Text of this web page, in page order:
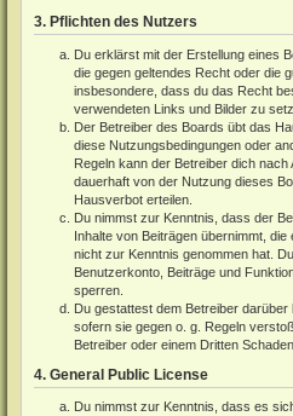
3. Pflichten des Nutzers
Du erklärst mit der Erstellung eines
die gegen geltendes Recht oder die
insbesondere, dass du das Recht
verwendeten Links und Bilder zu
Der Betreiber des Boards übt das
diese Nutzungsbedingungen oder
Regeln kann der Betreiber dich
dauerhaft von der Nutzung dieses
Hausverbot erteilen.
Du nimmst zur Kenntnis, dass der
Inhalte von Beiträgen übernimmt,
nicht zur Kenntnis genommen hat.
Benutzerkonto, Beiträge und
sperren.
Du gestattest dem Betreiber darüber
sofern sie gegen o. g. Regeln
Betreiber oder einem Dritten
4. General Public License
Du nimmst zur Kenntnis, dass es